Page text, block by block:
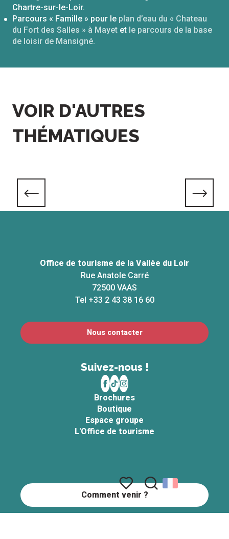
Voir les favoris
Recherche
Chartre-sur-le-Loir.
Parcours « Famille » pour le plan d’eau du « Chateau
du Fort des Salles » à Mayet et le parcours de la base
de loisir de Mansigné.
VOIR D'AUTRES
THÉMATIQUES
Office de tourisme de la Vallée du Loir
Rue Anatole Carré
72500 VAAS
Tel +33 2 43 38 16 60
Nous contacter
Suivez-nous !
Brochures
Boutique
Espace groupe
L'Office de tourisme
Comment venir ?